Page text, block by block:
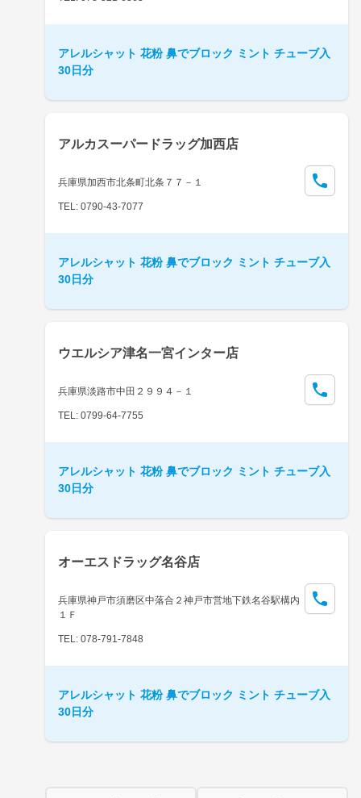
アレルシャット 花粉 鼻でブロック ミント チューブ入
30日分
アルカスーパードラッグ加西店
兵庫県加西市北条町北条７７－１
TEL: 0790-43-7077
アレルシャット 花粉 鼻でブロック ミント チューブ入
30日分
ウエルシア津名一宮インター店
兵庫県淡路市中田２９９４－１
TEL: 0799-64-7755
アレルシャット 花粉 鼻でブロック ミント チューブ入
30日分
オーエスドラッグ名谷店
兵庫県神戸市須磨区中落合２神戸市営地下鉄名谷駅構内
１Ｆ
TEL: 078-791-7848
アレルシャット 花粉 鼻でブロック ミント チューブ入
30日分